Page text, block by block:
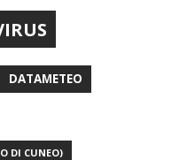
DATAMETEO
DI CUNEO)